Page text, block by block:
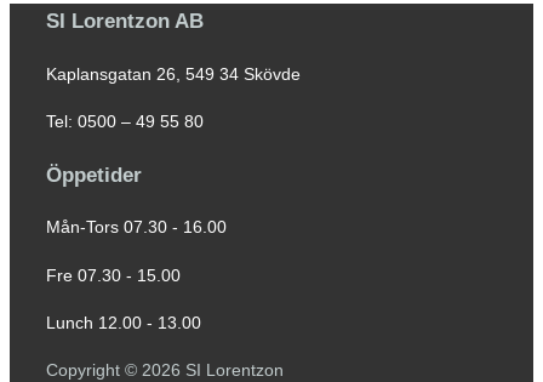
SI Lorentzon AB
Kaplansgatan 26, 549 34 Skövde
Tel: 0500 – 49 55 80
Öppetider
Mån-Tors 07.30 - 16.00
Fre 07.30 - 15.00
Lunch 12.00 - 13.00
Copyright © 2026 SI Lorentzon